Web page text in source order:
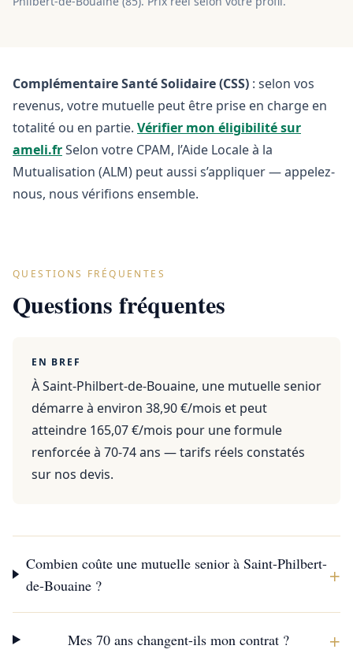
Complémentaire Santé Solidaire (CSS) : selon vos
revenus, votre mutuelle peut être prise en charge en
totalité ou en partie. Vérifier mon éligibilité sur
ameli.frSelon votre CPAM, l’Aide Locale à la
Mutualisation (ALM) peut aussi s’appliquer — appelez-
nous, nous vérifions ensemble.
QUESTIONS FRÉQUENTES
Questions fréquentes
EN BREF
À Saint-Philbert-de-Bouaine, une mutuelle senior
démarre à environ 38,90 €/mois et peut
atteindre 165,07 €/mois pour une formule
renforcée à 70-74 ans — tarifs réels constatés
sur nos devis.
Combien coûte une mutuelle senior à Saint-Philbert-
de-Bouaine ?
+
Mes 70 ans changent-ils mon contrat ? +